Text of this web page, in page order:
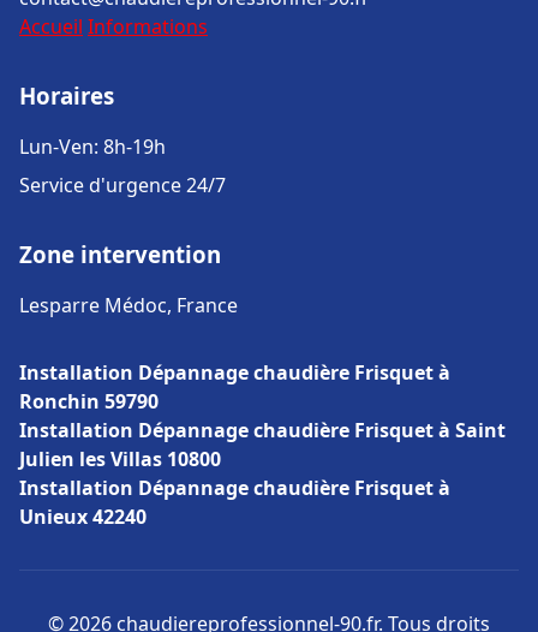
Accueil Informations
Horaires
Lun-Ven: 8h-19h
Service d'urgence 24/7
Zone intervention
Lesparre Médoc, France
Installation Dépannage chaudière Frisquet à
Ronchin 59790
Installation Dépannage chaudière Frisquet à Saint
Julien les Villas 10800
Installation Dépannage chaudière Frisquet à
Unieux 42240
© 2026 chaudiereprofessionnel-90.fr. Tous droits